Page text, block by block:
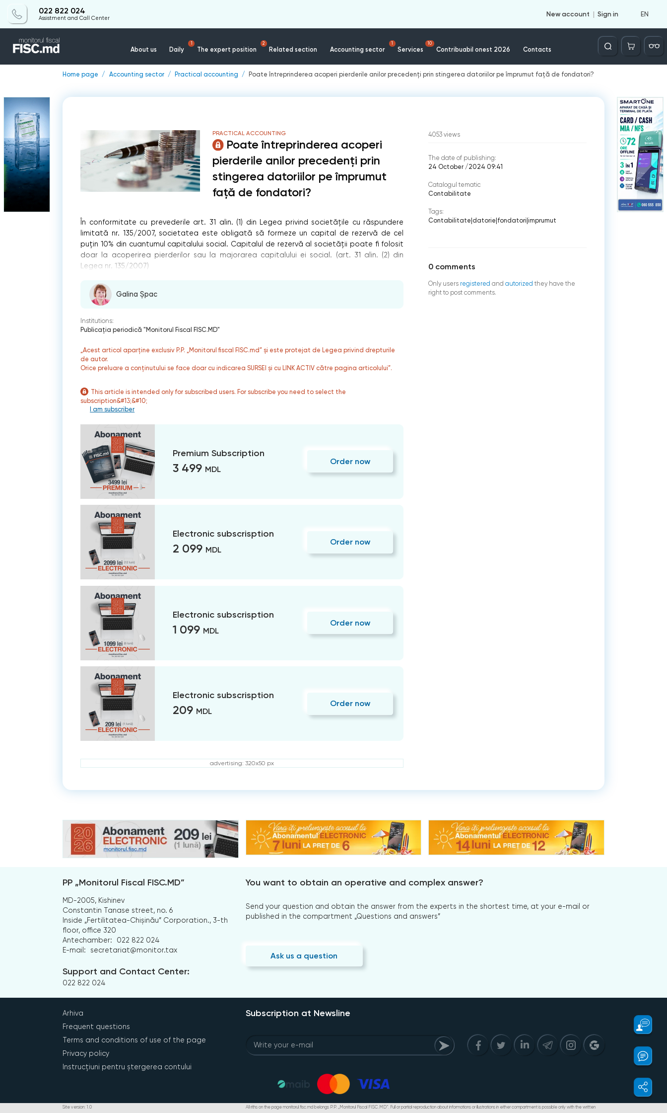
022 822 024
Assistment and Call Center
New account Sign in EN
About us Daily
1
The expert position
2
Related section Accounting sector
1
Services
10
Contribuabil onest 2026 Contacts
Căutare
Home page Accounting sector Practical accounting Poate întreprinderea acoperi pierderile anilor precedenți prin stingerea datoriilor pe împrumut față de fondatori?
PRACTICAL ACCOUNTING
Poate întreprinderea acoperi
pierderile anilor precedenți prin
stingerea datoriilor pe împrumut
față de fondatori?
În conformitate cu prevederile art. 31 alin. (1) din Legea privind societățile cu răspundere
limitată nr. 135/2007, societatea este obligată să formeze un capital de rezervă de cel
puţin 10% din cuantumul capitalului social. Capitalul de rezervă al societăţii poate fi folosit
doar la acoperirea pierderilor sau la majorarea capitalului ei social. (art. 31 alin. (2) din
Legea nr. 135/2007)
Galina Șpac
Institutions:
Publicaţia periodică "Monitorul Fiscal FISC.MD"
„Acest articol aparține exclusiv P.P. „Monitorul fiscal FISC.md” și este protejat de Legea privind drepturile
de autor.
Orice preluare a conținutului se face doar cu indicarea SURSEI și cu LINK ACTIV către pagina articolului”.
This article is intended only for subscribed users. For subscribe you need to select the
subscription&#13;&#10;
I am subscriber
Premium Subscription
3 499 MDL
Order now
Electronic subscrisption
2 099 MDL
Order now
Electronic subscrisption
1 099 MDL
Order now
Electronic subscrisption
209 MDL
Order now
advertising: 320x50 px
4053 views
The date of publishing:
24 October /2024 09:41
Catalogul tematic
Contabilitate
Tags:
Contabilitate datorie fondatori imprumut
0 comments
Only users registered and autorized they have the
right to post comments.
PP „Monitorul Fiscal FISC.MD”
MD-2005, Kishinev
Constantin Tanase street, no. 6
Inside „Fertilitatea-Chișinău” Corporation., 3-th
floor, office 320
Antechamber:
022 822 024
E-mail:
secretariat@monitor.tax
Support and Contact Center:
022 822 024
You want to obtain an operative and complex answer?
Send your question and obtain the answer from the experts in the shortest time, at your e-mail or
published in the compartment „Questions and answers”
Ask us a question
Arhiva
Frequent questions
Terms and conditions of use of the page
Privacy policy
Instrucțiuni pentru ștergerea contului
Subscription at Newsline
Site version: 1.0
All riths on the page monitorul.fisc.md belongs P.P. „Monitorul Fiscal FISC.MD”. Full or partial reproduction about informations or illustrations in either compartment is possible only with the written